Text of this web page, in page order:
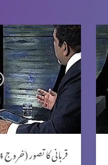
قربانی کا تصور (خروج 5:24 ؛ عبرانی 9 :18-21)